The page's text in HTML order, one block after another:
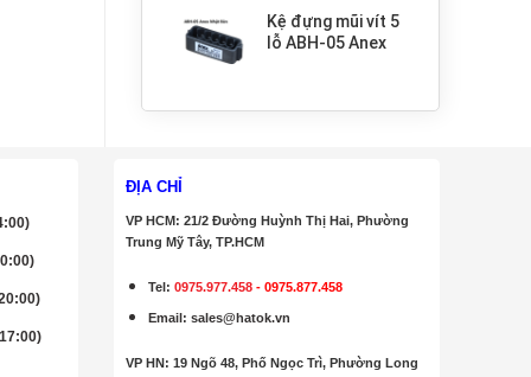
Kệ đựng mũi vít 5
lỗ ABH-05 Anex
ĐỊA CHỈ
VP HCM: 21/2 Đường Huỳnh Thị Hai, Phường
Trung Mỹ Tây, TP.HCM
Tel:0975.977.458 -0975.877.458
Email :sales@hatok.vn
VP HN: 19 Ngõ 48, Phố Ngọc Trì, Phường Long